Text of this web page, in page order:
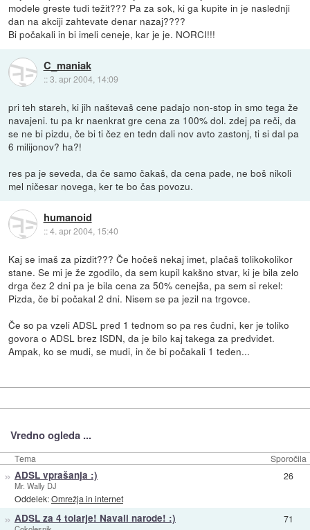
modele greste tudi težit??? Pa za sok, ki ga kupite in je naslednji
dan na akciji zahtevate denar nazaj????
Bi počakali in bi imeli ceneje, kar je je. NORCI!!!
C_maniak
::3. apr 2004, 14:09
pri teh stareh, ki jih naštevaš cene padajo non-stop in smo tega že
navajeni. tu pa kr naenkrat gre cena za 100% dol. zdej pa reči, da
se ne bi pizdu, če bi ti čez en tedn dali nov avto zastonj, ti si dal pa
6 milijonov? ha?!
res pa je seveda, da če samo čakaš, da cena pade, ne boš nikoli
mel ničesar novega, ker te bo čas povozu.
humanoid
::4. apr 2004, 15:40
Kaj se imaš za pizdit??? Če hočeš nekaj imet, plačaš tolikokolikor
stane. Se mi je že zgodilo, da sem kupil kakšno stvar, ki je bila zelo
drga čez 2 dni pa je bila cena za 50% cenejša, pa sem si rekel:
Pizda, če bi počakal 2 dni. Nisem se pa jezil na trgovce.
Če so pa vzeli ADSL pred 1 tednom so pa res čudni, ker je toliko
govora o ADSL brez ISDN, da je bilo kaj takega za predvidet.
Ampak, ko se mudi, se mudi, in če bi počakali 1 teden...
Vredno ogleda ...
Tema Sporočila
» ADSL vprašanja :)
Mr. Wally DJ
Oddelek:Omrežja in internet
26
» ADSL za 4 tolarje! Navali narode! :) 71